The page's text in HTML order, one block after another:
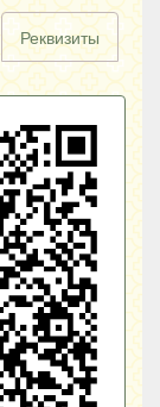
Реквизиты